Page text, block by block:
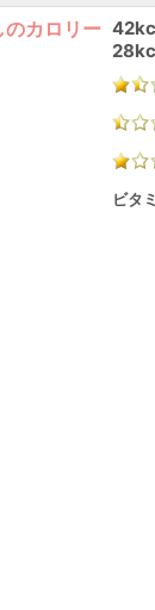
のカロリー
ビタ